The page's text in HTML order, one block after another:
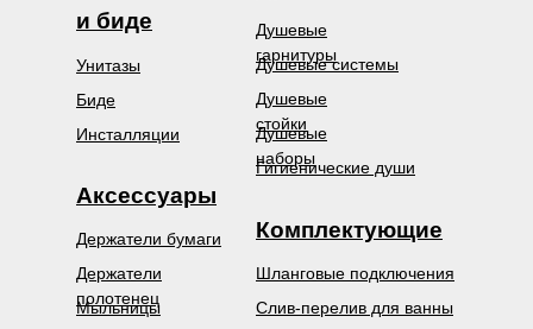
Душевые
гарнитуры
Душевые системы
Гигиенические души
Аксессуары
Держатели бумаги
Держатели
полотенец
Мыльницы
Комплектующие
Шланговые подключения
Слив-перелив для ванны
Душевые
стойки
Душевые
наборы
Инсталляции
Биде
Унитазы
и биде